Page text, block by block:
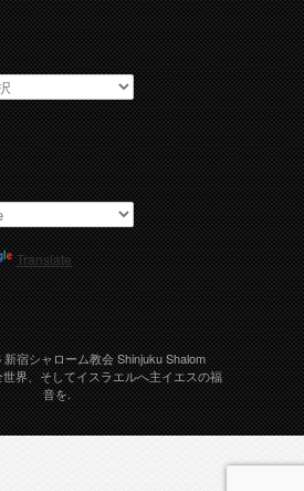
Translate
新宿シャローム教会 Shinjuku Shalom
界、そしてイスラエルへ主イエスの福
音を.